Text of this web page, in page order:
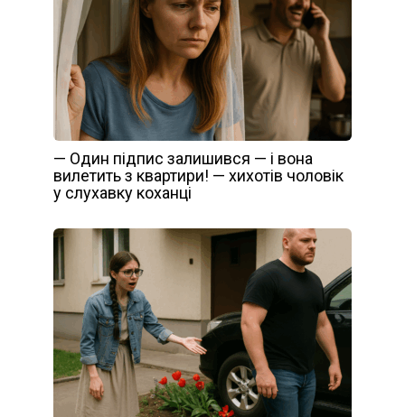
— Один підпис залишився — і вона
вилетить з квартири! — хихотів чоловік
у слухавку коханці